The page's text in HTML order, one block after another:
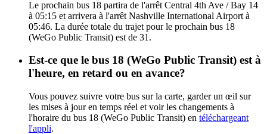
Le prochain bus 18 partira de l'arrêt Central 4th Ave / Bay 14
à 05:15 et arrivera à l'arrêt Nashville International Airport à
05:46. La durée totale du trajet pour le prochain bus 18
(WeGo Public Transit) est de 31.
Est-ce que le bus 18 (WeGo Public Transit) est à
l'heure, en retard ou en avance?
Vous pouvez suivre votre bus sur la carte, garder un œil sur
les mises à jour en temps réel et voir les changements à
l'horaire du bus 18 (WeGo Public Transit) en téléchargeant
l'appli.